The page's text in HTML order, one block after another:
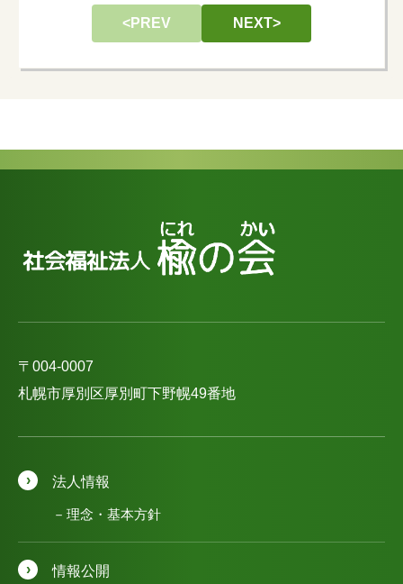
<PREV NEXT>
〒004-0007
札幌市厚別区厚別町下野幌49番地
法人情報
理念・基本方針
情報公開